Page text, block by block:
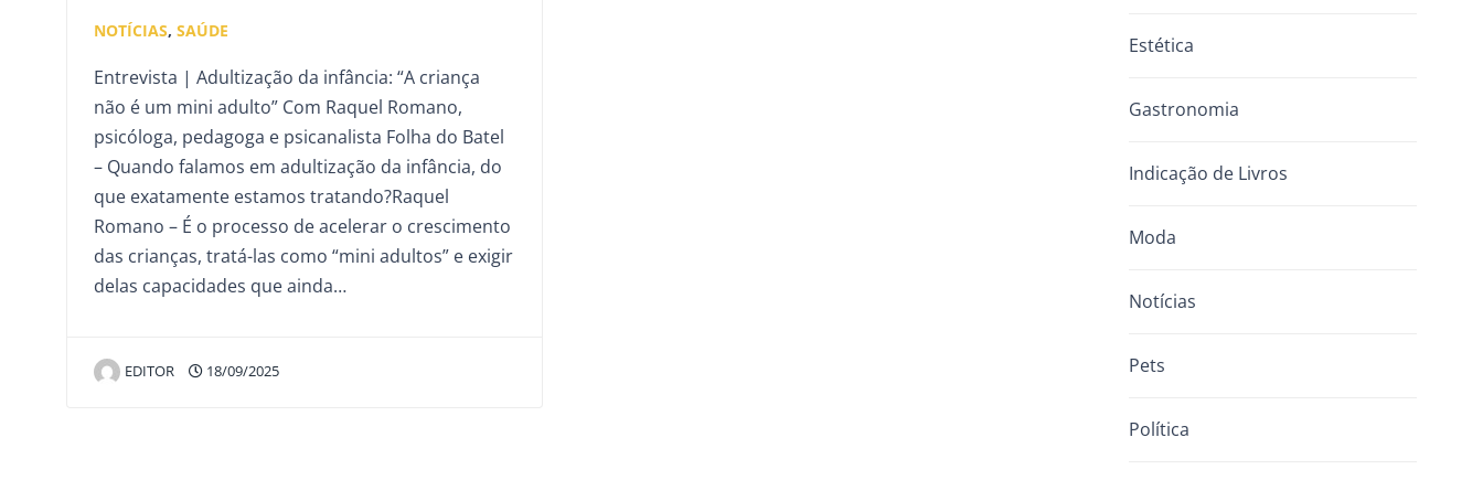
NOTÍCIAS, SAÚDE
Entrevista | Adultização da infância: “A criança
não é um mini adulto” Com Raquel Romano,
psicóloga, pedagoga e psicanalista Folha do Batel
– Quando falamos em adultização da infância, do
que exatamente estamos tratando?Raquel
Romano – É o processo de acelerar o crescimento
das crianças, tratá-las como “mini adultos” e exigir
delas capacidades que ainda…
EDITOR 18/09/2025
Estética
Gastronomia
Indicação de Livros
Moda
Notícias
Pets
Política